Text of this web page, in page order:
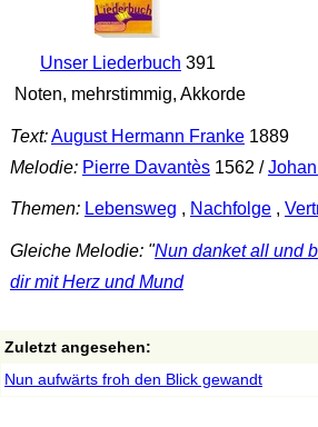
Unser Liederbuch 391
Noten, mehrstimmig, Akkorde
Text:August Hermann Franke1889
Melodie: Pierre Davantès1562 /
Themen: Lebensweg , Nachfolge,
Gleiche Melodie: "Nun danket all und
dir mit Herz und Mund
Zuletzt angesehen:
Nun aufwärts froh den Blick gewandt